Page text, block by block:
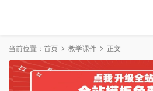
当前位置： 首页 教学课件 正文